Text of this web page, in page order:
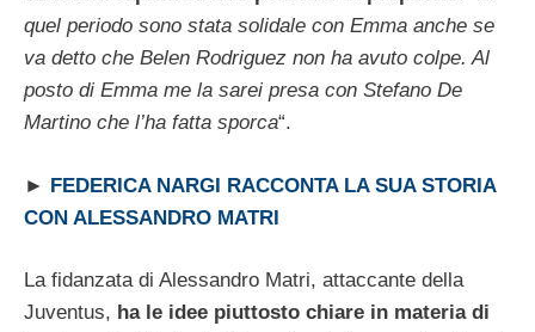
quel periodo sono stata solidale con Emma anche se
va detto che Belen Rodriguez non ha avuto colpe. Al
posto di Emma me la sarei presa con Stefano De
Martino che l’ha fatta sporca“.
► FEDERICA NARGI RACCONTA LA SUA STORIA
CON ALESSANDRO MATRI
La fidanzata di Alessandro Matri, attaccante della
Juventus, ha le idee piuttosto chiare in materia di